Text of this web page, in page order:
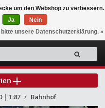
0
| 1:87 Bahnhof
um den Webshop zu verbessern.
Ja
Nein
unsere Datenschutzerklärung. »